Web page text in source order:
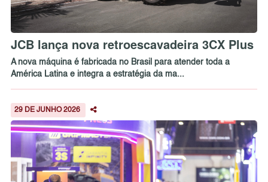
JCB lança nova retroescavadeira 3CX Plus
A nova máquina é fabricada no Brasil para atender toda a
América Latina e integra a estratégia da ma...
29 DE JUNHO 2026